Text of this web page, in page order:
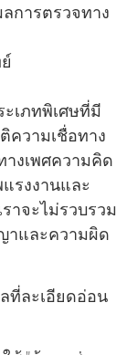
การตรวจทาง
เภทพิเศษที่มี
ความเชื่อทาง
งเพศความคิด
รงงานและ
าจะไม่รวบรวม
าและความผิด
ที่ละเอียดอ่อน